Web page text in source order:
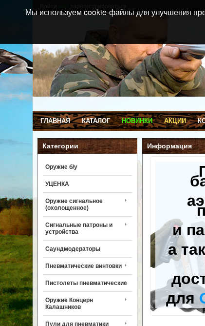
ГЛАВНАЯ КАТАЛОГ НОВИНКИ АКЦИИ
Категории
Оружие б/у
УЦЕНКА
Оружие сигнальное
(охолощенное)
Сигнальные патроны и
устройства
Саундмодераторы
Пневматические винтовки
Пистолеты пневматические
Оружие Концерн
Калашников
Пули для пневматики
Информация
и
а
для
Мы используем cookie-файлы для улучшения